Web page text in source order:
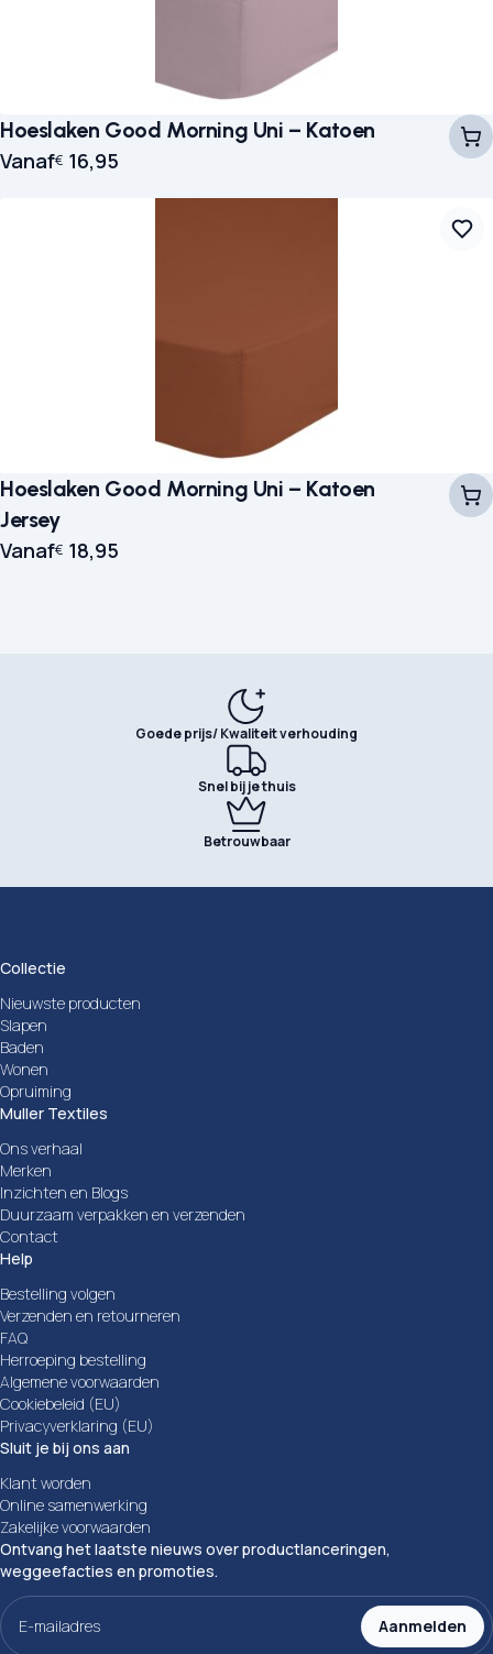
Hoeslaken Good Morning Uni – Katoen
Vanaf€ 16,95
Hoeslaken Good Morning Uni – Katoen
Jersey
Vanaf€ 18,95
Goede prijs/ Kwaliteit verhouding
Snel bij je thuis
Betrouwbaar
Collectie
Nieuwste producten
Slapen
Baden
Wonen
Opruiming
Muller Textiles
Ons verhaal
Merken
Inzichten en Blogs
Duurzaam verpakken en verzenden
Contact
Help
Bestelling volgen
Verzenden en retourneren
FAQ
Herroeping bestelling
Algemene voorwaarden
Cookiebeleid (EU)
Privacyverklaring (EU)
Sluit je bij ons aan
Klant worden
Online samenwerking
Zakelijke voorwaarden
Ontvang het laatste nieuws over productlanceringen,
weggeefacties en promoties.
E-
mailadres
Aanmelden